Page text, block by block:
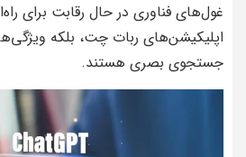
غول‌های فناوری در حال رقابت برای
اپلیکیشن‌های ربات چت، بلکه
جستجوی بصری هستند.